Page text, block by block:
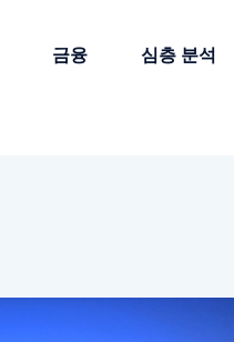
금융 심층 분석